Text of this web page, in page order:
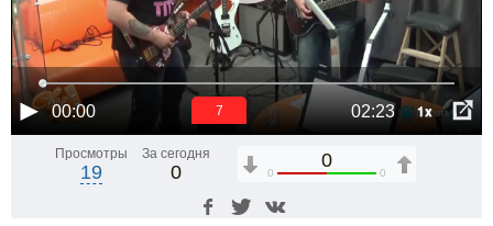
00:00 02:23 1x
6
Просмотры
19
За сегодня
0
0
0 0